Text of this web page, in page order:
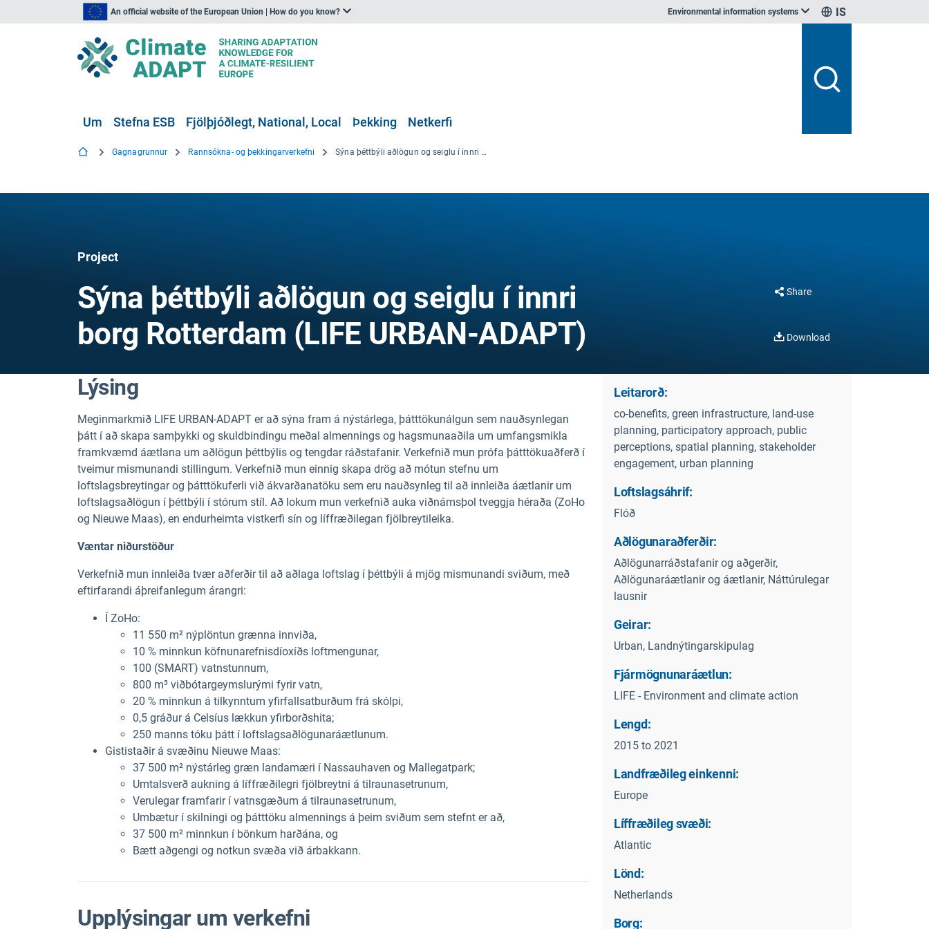
An official website of the European Union | How do you know? Environmental information systems IS
Um Stefna ESB Fjölþjóðlegt, National, Local Þekking Netkerfi
Gagnagrunnur Rannsókna- og þekkingarverkefni Sýna þéttbýli aðlögun og seiglu í innri borg Rotterdam
Project
Sýna þéttbýli aðlögun og seiglu í innri
borg Rotterdam (LIFE URBAN-ADAPT)
Share
Download
Lýsing
Meginmarkmið LIFE URBAN-ADAPT er að sýna fram á nýstárlega, þátttökunálgun sem nauðsynlegan
þátt í að skapa samþykki og skuldbindingu meðal almennings og hagsmunaaðila um umfangsmikla
framkvæmd áætlana um aðlögun þéttbýlis og tengdar ráðstafanir. Verkefnið mun prófa þátttökuaðferð í
tveimur mismunandi stillingum. Verkefnið mun einnig skapa drög að mótun stefnu um
loftslagsbreytingar og þátttökuferli við ákvarðanatöku sem eru nauðsynleg til að innleiða áætlanir um
loftslagsaðlögun í þéttbýli í stórum stíl. Að lokum mun verkefnið auka viðnámsþol tveggja héraða (ZoHo
og Nieuwe Maas), en endurheimta vistkerfi sín og líffræðilegan fjölbreytileika.
Væntar niðurstöður
Verkefnið mun innleiða tvær aðferðir til að aðlaga loftslag í þéttbýli á mjög mismunandi sviðum, með
eftirfarandi áþreifanlegum árangri:
Í ZoHo:
11 550 m² nýplöntun grænna innviða,
10 % minnkun köfnunarefnisdíoxíðs loftmengunar,
100 (SMART) vatnstunnum,
800 m³ viðbótargeymslurými fyrir vatn,
20 % minnkun á tilkynntum yfirfallsatburðum frá skólpi,
0,5 gráður á Celsíus lækkun yfirborðshita;
250 manns tóku þátt í loftslagsaðlögunaráætlunum.
Gististaðir á svæðinu Nieuwe Maas:
37 500 m² nýstárleg græn landamæri í Nassauhaven og Mallegatpark;
Umtalsverð aukning á líffræðilegri fjölbreytni á tilraunasetrunum,
Verulegar framfarir í vatnsgæðum á tilraunasetrunum,
Umbætur í skilningi og þátttöku almennings á þeim sviðum sem stefnt er að,
37 500 m² minnkun í bönkum harðána, og
Bætt aðgengi og notkun svæða við árbakkann.
Upplýsingar um verkefni
Leitarorð:
co-benefits, green infrastructure, land-use
planning, participatory approach, public
perceptions, spatial planning, stakeholder
engagement, urban planning
Loftslagsáhrif:
Flóð
Aðlögunaraðferðir:
Aðlögunarráðstafanir og aðgerðir,
Aðlögunaráætlanir og áætlanir, Náttúrulegar
lausnir
Geirar:
Urban, Landnýtingarskipulag
Fjármögnunaráætlun:
LIFE - Environment and climate action
Lengd:
2015 to 2021
Landfræðileg einkenni:
Europe
Líffræðileg svæði:
Atlantic
Lönd:
Netherlands
Borg: